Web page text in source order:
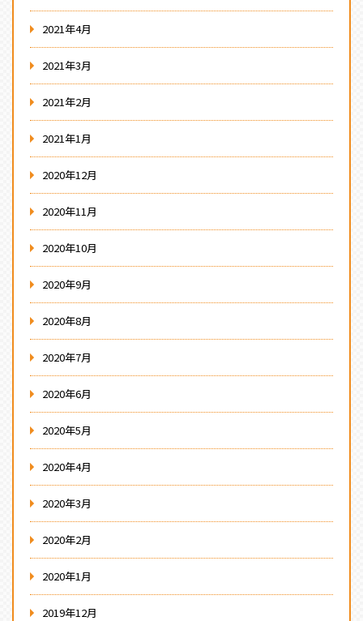
2021年4月
2021年3月
2021年2月
2021年1月
2020年12月
2020年11月
2020年10月
2020年9月
2020年8月
2020年7月
2020年6月
2020年5月
2020年4月
2020年3月
2020年2月
2020年1月
2019年12月